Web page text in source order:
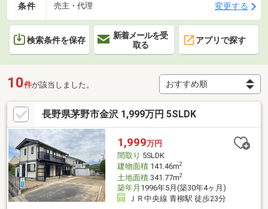
条件 売主・代理 変更する
検索条件を保存
新着メールを受
取る
アプリで探す
10件が該当しました。
長野県茅野市金沢 1,999万円 5SLDK
1,999万円
間取り 5SLDK
建物面積141.46m2
土地面積341.77m2
築年月 1996年5月(築30年4ヶ月)
ＪＲ中央線 青柳駅 徒歩23分